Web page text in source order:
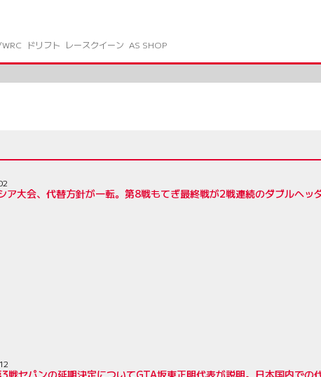
ドリフト レースクイーン AS SHOP
ア大会、代替方針が一転。第8戦もてぎ最終戦が2戦連続のダブルヘッ